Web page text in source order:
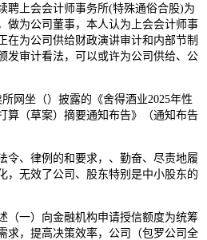
聘上会会计师事务所(特殊通俗合股)为
做为公司董事，本人认为上会会计师事
在为公司供给财政演讲审计和内部节制
发审计看法，可以或许为公司供给、公
坐（）披露的《舍得酒业2025年性
算（草案）摘要通知布告》（通知布告
、律例的和要求，、勤奋、尽责地履
，无效了公司、股东特别是中小股东的
一）向金融机构申请授信额度为统筹
求，提高决策效率，公司（包罗公司全